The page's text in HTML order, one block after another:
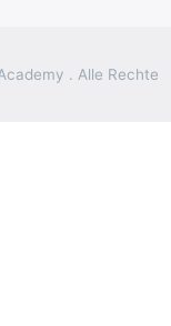
. Alle Rechte